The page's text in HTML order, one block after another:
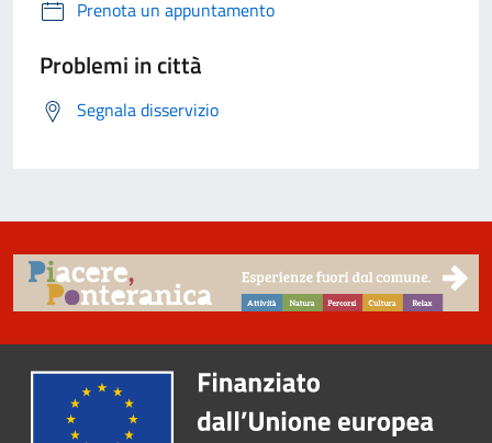
Prenota un appuntamento
Problemi in città
Segnala disservizio